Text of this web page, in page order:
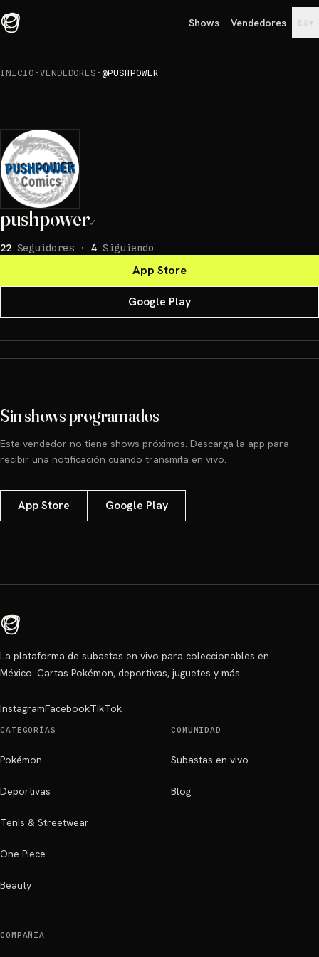
Shows Vendedores ES ▾
INICIO · VENDEDORES ·@PUSHPOWER
pushpower✓
22 Seguidores · 4 Siguiendo
App Store
Google Play
Sin shows programados
Este vendedor no tiene shows próximos. Descarga la app para
recibir una notificación cuando transmita en vivo.
App Store Google Play
La plataforma de subastas en vivo para coleccionables en
México. Cartas Pokémon, deportivas, juguetes y más.
InstagramFacebookTikTok
CATEGORÍAS
Pokémon
Deportivas
Tenis & Streetwear
One Piece
Beauty
COMUNIDAD
Subastas en vivo
Blog
COMPAÑÍA